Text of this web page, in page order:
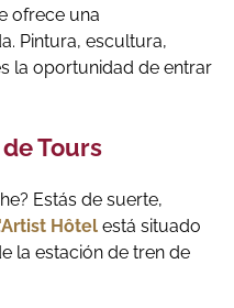
ofrece una
Pintura, escultura,
la oportunidad de entrar
Tours
Estás de suerte,
Hôtel está situado
la estación de tren de